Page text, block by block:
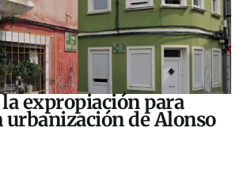
expropiación para
de Alonso